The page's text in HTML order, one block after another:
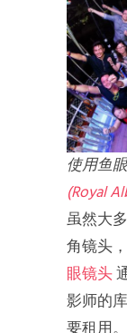
使用鱼
(Royal
虽然大
角镜头
眼镜头
影师的